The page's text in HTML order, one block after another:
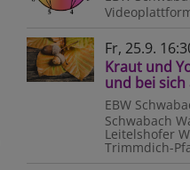
Fr, 25.9.
Kraut und
und bei
EBW
Schwabach
Leitelshofer
Trimmdich-